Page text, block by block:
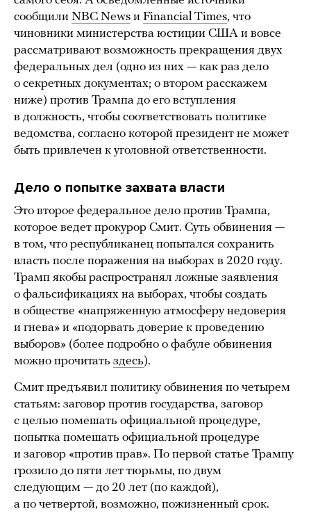
сообщили NBC News и Financial Times, что
чиновники министерства юстиции США и вовсе
рассматривают возможность прекращения двух
федеральных дел (одно из них — как раз дело
о секретных документах; о втором расскажем
ниже) против Трампа до его вступления
в должность, чтобы соответствовать политике
ведомства, согласно которой президент не может
быть привлечен к уголовной ответственности.
Дело о попытке захвата власти
Это второе федеральное дело против Трампа,
которое ведет прокурор Смит. Суть обвинения —
в том, что республиканец попытался сохранить
власть после поражения на выборах в 2020 году.
Трамп якобы распространял ложные заявления
о фальсификациях на выборах, чтобы создать
в обществе «напряженную атмосферу недоверия
и гнева» и «подорвать доверие к проведению
выборов» (более подробно о фабуле обвинения
можно прочитать здесь).
Смит предъявил политику обвинения по четырем
статьям: заговор против государства, заговор
с целью помешать официальной процедуре,
попытка помешать официальной процедуре
и заговор «против прав». По первой статье Трампу
грозило до пяти лет тюрьмы, по двум
следующим — до 20 лет (по каждой),
а по четвертой, возможно, пожизненный срок.